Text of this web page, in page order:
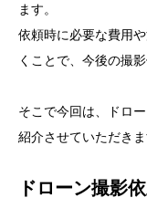
ます。
依頼時に必要な費用
くことで、今後の撮
そこで今回は、ドロ
紹介させていただきま
ドローン撮影